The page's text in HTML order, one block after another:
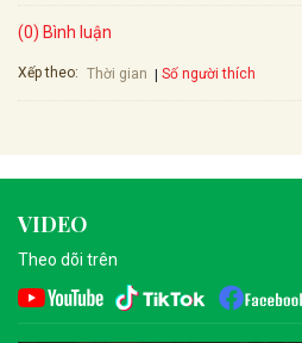
(0) Bình luận
Xếp theo: Thời gian Số người thích
VIDEO
Theo dõi trên